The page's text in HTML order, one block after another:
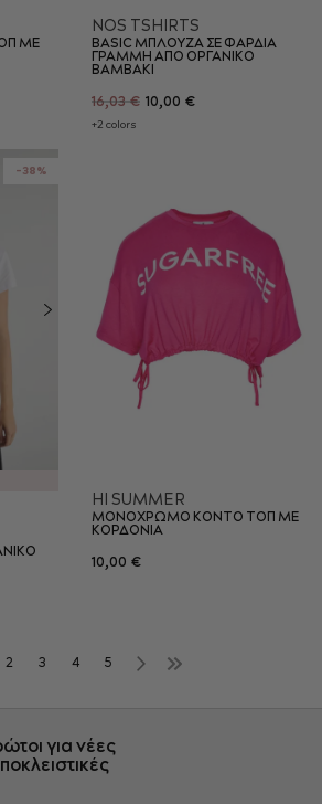
ΜΕ
NOS TSHIRTS
BASIC ΜΠΛΟΥΖΑ ΣΕ ΦΑΡΔΙΑ
ΓΡΑΜΜΗ ΑΠΟ ΟΡΓΑΝΙΚΟ
ΒΑΜΒΑΚΙ
16,03 € 10,00 €
+2 colors
-38%
HI SUMMER
ΜΟΝΟΧΡΩΜΟ ΚΟΝΤΟ ΤΟΠ ΜΕ
ΚΟΡΔΟΝΙA
10,00 €
Σελίδα
Σελίδα
2 Σελίδα
3 Σελίδα
4 Σελίδα
5 Σελίδα
»
για νέες